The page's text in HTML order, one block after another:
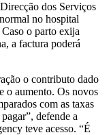
dos Serviços
no hospital
o parto exija
a factura poderá
o contributo dado
o aumento. Os novos
com as taxas
defende a
teve acesso. “É